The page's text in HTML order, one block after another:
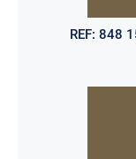
REF: 848